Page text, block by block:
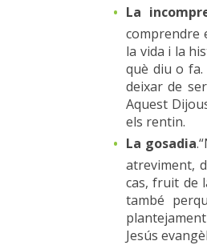
La
comprendre
la vida i la
què diu o fa.
deixar de
Aquest
els rentin.
La gosadia
atreviment,
cas, fruit de
també
Jesús